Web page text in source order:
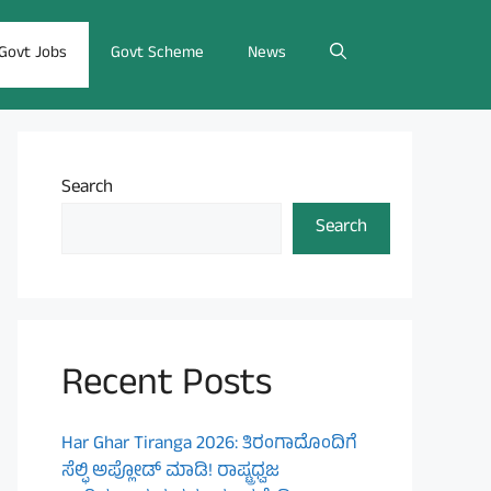
Jobs Govt Scheme News
Search
Search
Recent Posts
Har Ghar Tiranga 2026: ತಿರಂಗಾದೊಂದಿಗೆ
ಸೆಲ್ಫಿ ಅಪ್ಲೋಡ್ ಮಾಡಿ! ರಾಷ್ಟ್ರಧ್ವಜ